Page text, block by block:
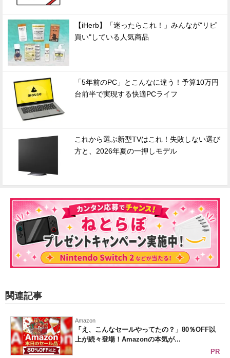
【iHerb】「迷ったらこれ！」みんなが"リピ
買い"している人気商品
「5年前のPC」とこんなに違う！予算10万円
台前半で実現する快適PCライフ
これから選ぶ新型TVはこれ！失敗しない選び
方と、2026年夏の一押しモデル
関連記事
Amazon
「え、こんなセールやってたの？」80％OFF以
上が続々登場！Amazonの本気が...
PR